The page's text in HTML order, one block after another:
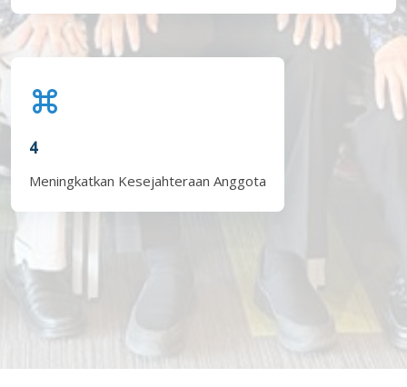
4
Meningkatkan Kesejahteraan Anggota